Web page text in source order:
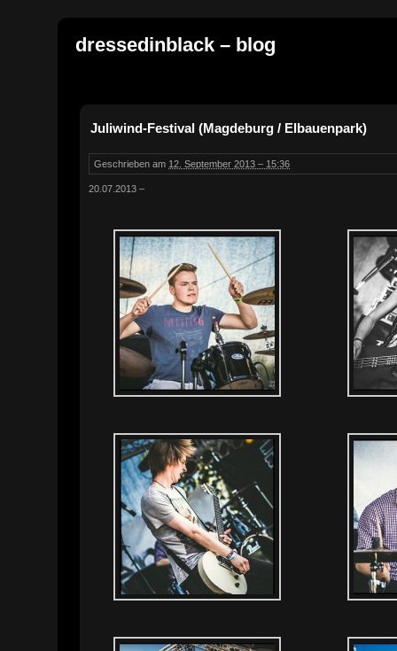
dressedinblack – blog
Juliwind-Festival (Magdeburg / Elbauenpark)
Geschrieben am 12. September 2013 – 15:36
20.07.2013 –